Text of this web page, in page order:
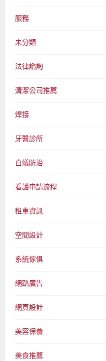
服務
未分類
法律諮詢
清潔公司推薦
焊接
牙醫診所
白蟻防治
看護申請流程
租車資訊
空間設計
系統傢俱
網路廣告
網頁設計
美容保養
美食推薦